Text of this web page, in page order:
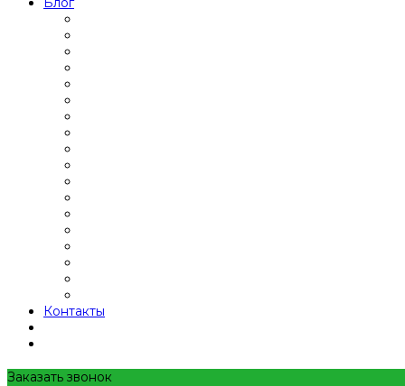
Контакты
Заказать звонок